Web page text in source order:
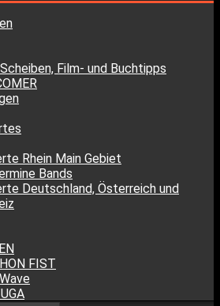
Film- und Buchtipps
Rhein Main Gebiet
Bands
Deutschland, Österreich und
FIST